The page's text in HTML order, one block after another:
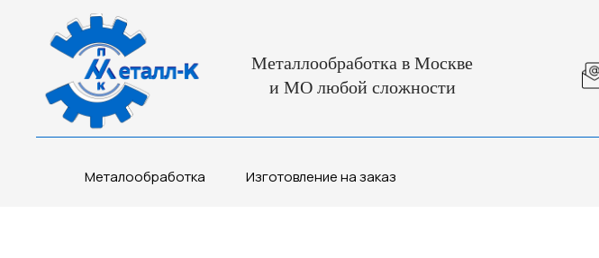
Металлообработка в Москве
и МО любой сложности
Изготовление на заказ
Металообработка